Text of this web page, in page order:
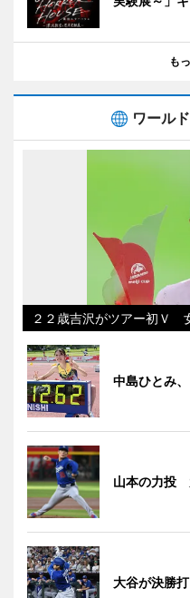
も
ワール
２２歳吉沢がツアー初Ｖ
中島ひとみ
山本の力投
大谷が決勝